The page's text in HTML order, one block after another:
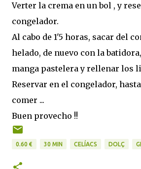
Verter la crema en un bol , y
congelador.
Al cabo de 1'5 horas, sacar del
helado, de nuevo con la
manga pastelera y rellenar los
Reservar en el congelador,
comer ...
Buen provecho !!
0.60 € 30 MIN CELÍACS DOLÇ